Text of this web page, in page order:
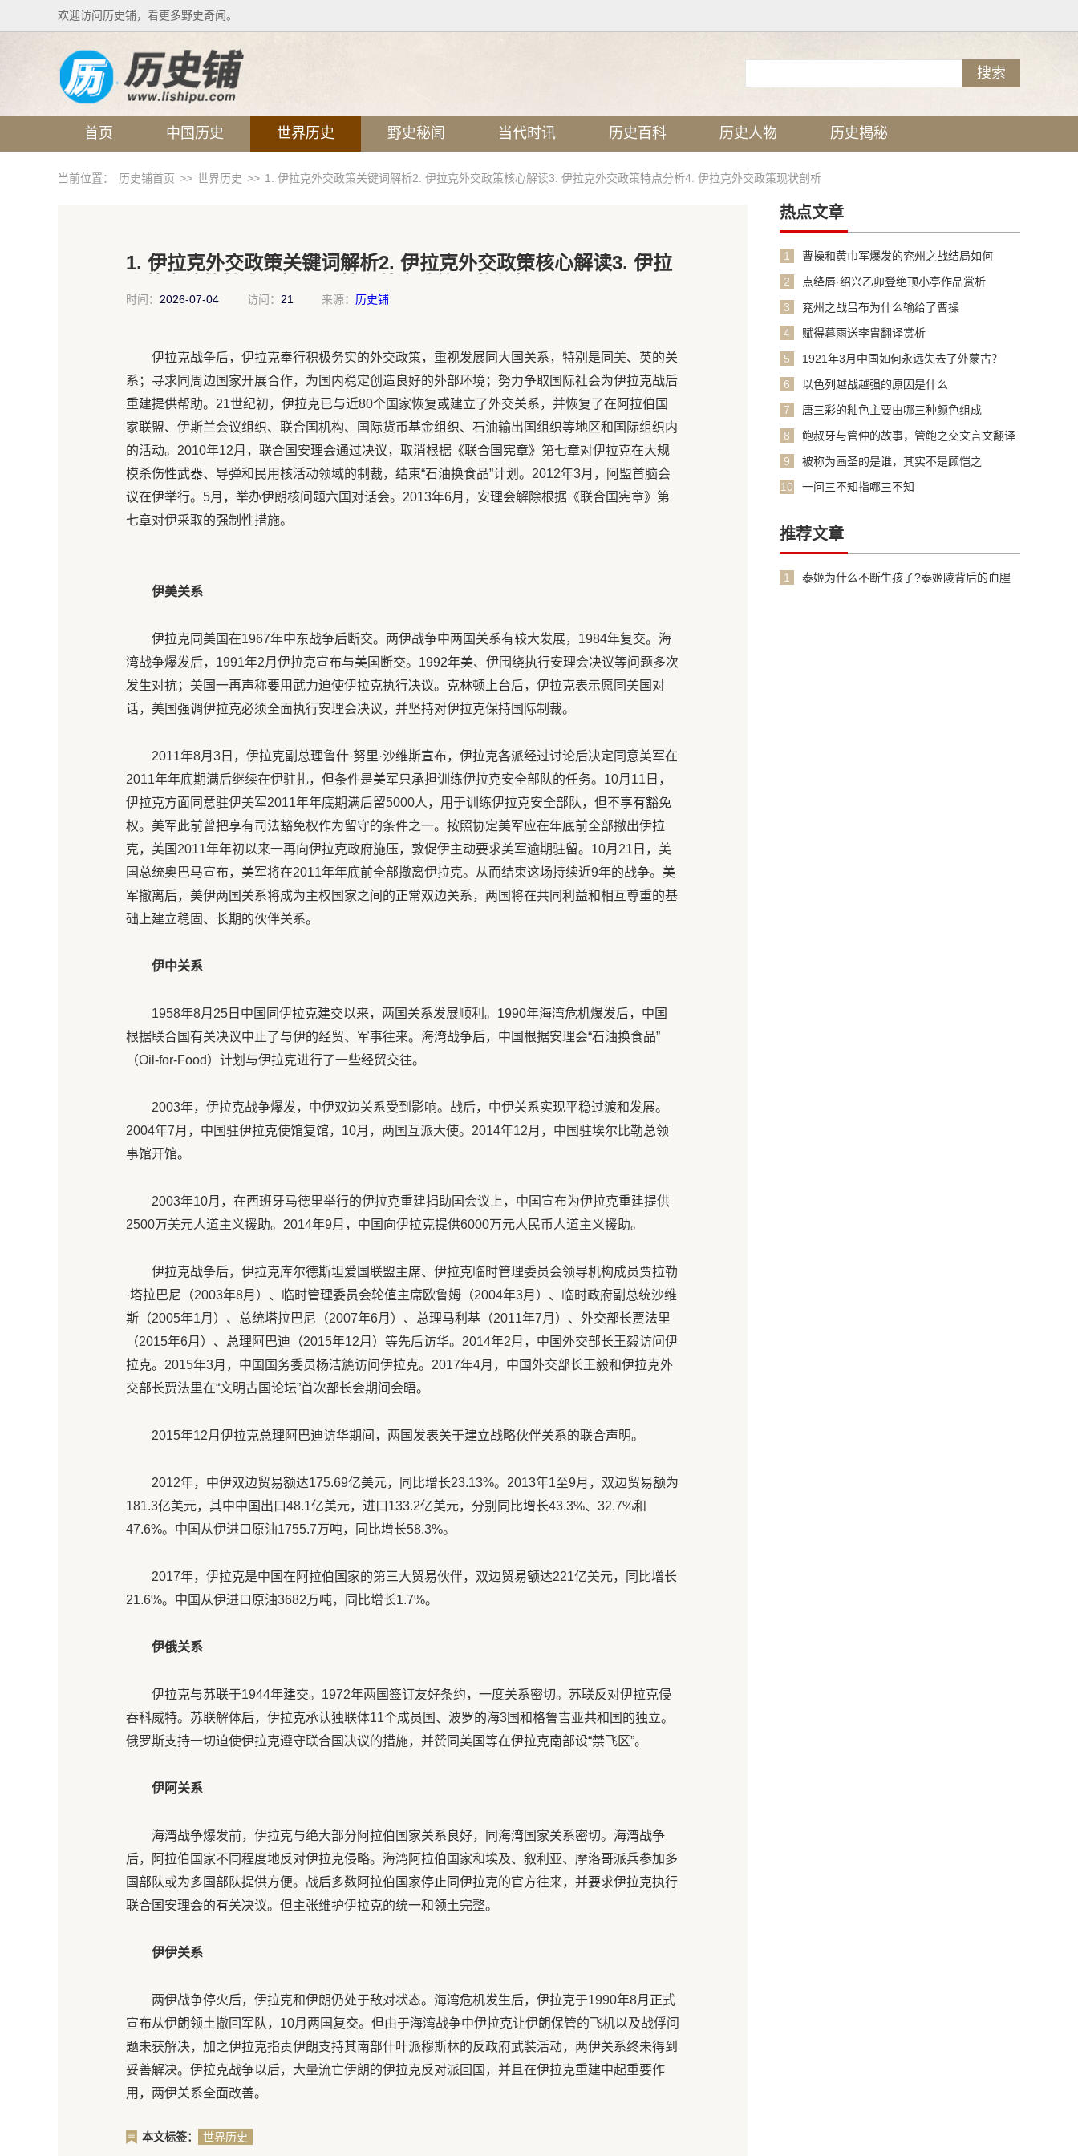
欢迎访问历史铺，看更多野史奇闻。
首页 中国历史 世界历史 野史秘闻 当代时讯 历史百科 历史人物 历史揭秘
当前位置： 历史铺首页 >> 世界历史 >> 1. 伊拉克外交政策关键词解析2. 伊拉克外交政策核心解读3. 伊拉克外交政策特点分析4. 伊拉克外交政策现状剖析
1. 伊拉克外交政策关键词解析2. 伊拉克外交政策核心解读3. 伊拉
时间： 2026-07-04 访问： 21 来源： 历史铺
伊拉克战争后，伊拉克奉行积极务实的外交政策，重视发展同大国关系，特别是同美、英的关
系；寻求同周边国家开展合作，为国内稳定创造良好的外部环境；努力争取国际社会为伊拉克战后
重建提供帮助。21世纪初，伊拉克已与近80个国家恢复或建立了外交关系，并恢复了在阿拉伯国
家联盟、伊斯兰会议组织、联合国机构、国际货币基金组织、石油输出国组织等地区和国际组织内
的活动。2010年12月，联合国安理会通过决议，取消根据《联合国宪章》第七章对伊拉克在大规
模杀伤性武器、导弹和民用核活动领域的制裁，结束“石油换食品”计划。2012年3月，阿盟首脑会
议在伊举行。5月，举办伊朗核问题六国对话会。2013年6月，安理会解除根据《联合国宪章》第
七章对伊采取的强制性措施。
伊美关系
伊拉克同美国在1967年中东战争后断交。两伊战争中两国关系有较大发展，1984年复交。海
湾战争爆发后，1991年2月伊拉克宣布与美国断交。1992年美、伊围绕执行安理会决议等问题多次
发生对抗；美国一再声称要用武力迫使伊拉克执行决议。克林顿上台后，伊拉克表示愿同美国对
话，美国强调伊拉克必须全面执行安理会决议，并坚持对伊拉克保持国际制裁。
2011年8月3日，伊拉克副总理鲁什·努里·沙维斯宣布，伊拉克各派经过讨论后决定同意美军在
2011年年底期满后继续在伊驻扎，但条件是美军只承担训练伊拉克安全部队的任务。10月11日，
伊拉克方面同意驻伊美军2011年年底期满后留5000人，用于训练伊拉克安全部队，但不享有豁免
权。美军此前曾把享有司法豁免权作为留守的条件之一。按照协定美军应在年底前全部撤出伊拉
克，美国2011年年初以来一再向伊拉克政府施压，敦促伊主动要求美军逾期驻留。10月21日，美
国总统奥巴马宣布，美军将在2011年年底前全部撤离伊拉克。从而结束这场持续近9年的战争。美
军撤离后，美伊两国关系将成为主权国家之间的正常双边关系，两国将在共同利益和相互尊重的基
础上建立稳固、长期的伙伴关系。
伊中关系
1958年8月25日中国同伊拉克建交以来，两国关系发展顺利。1990年海湾危机爆发后，中国
根据联合国有关决议中止了与伊的经贸、军事往来。海湾战争后，中国根据安理会“石油换食品”
（Oil-for-Food）计划与伊拉克进行了一些经贸交往。
2003年，伊拉克战争爆发，中伊双边关系受到影响。战后，中伊关系实现平稳过渡和发展。
2004年7月，中国驻伊拉克使馆复馆，10月，两国互派大使。2014年12月，中国驻埃尔比勒总领
事馆开馆。
2003年10月，在西班牙马德里举行的伊拉克重建捐助国会议上，中国宣布为伊拉克重建提供
2500万美元人道主义援助。2014年9月，中国向伊拉克提供6000万元人民币人道主义援助。
伊拉克战争后，伊拉克库尔德斯坦爱国联盟主席、伊拉克临时管理委员会领导机构成员贾拉勒
·塔拉巴尼（2003年8月）、临时管理委员会轮值主席欧鲁姆（2004年3月）、临时政府副总统沙维
斯（2005年1月）、总统塔拉巴尼（2007年6月）、总理马利基（2011年7月）、外交部长贾法里
（2015年6月）、总理阿巴迪（2015年12月）等先后访华。2014年2月，中国外交部长王毅访问伊
拉克。2015年3月，中国国务委员杨洁篪访问伊拉克。2017年4月，中国外交部长王毅和伊拉克外
交部长贾法里在“文明古国论坛”首次部长会期间会晤。
2015年12月伊拉克总理阿巴迪访华期间，两国发表关于建立战略伙伴关系的联合声明。
2012年，中伊双边贸易额达175.69亿美元，同比增长23.13%。2013年1至9月，双边贸易额为
181.3亿美元，其中中国出口48.1亿美元，进口133.2亿美元，分别同比增长43.3%、32.7%和
47.6%。中国从伊进口原油1755.7万吨，同比增长58.3%。
2017年，伊拉克是中国在阿拉伯国家的第三大贸易伙伴，双边贸易额达221亿美元，同比增长
21.6%。中国从伊进口原油3682万吨，同比增长1.7%。
伊俄关系
伊拉克与苏联于1944年建交。1972年两国签订友好条约，一度关系密切。苏联反对伊拉克侵
吞科威特。苏联解体后，伊拉克承认独联体11个成员国、波罗的海3国和格鲁吉亚共和国的独立。
俄罗斯支持一切迫使伊拉克遵守联合国决议的措施，并赞同美国等在伊拉克南部设“禁飞区”。
伊阿关系
海湾战争爆发前，伊拉克与绝大部分阿拉伯国家关系良好，同海湾国家关系密切。海湾战争
后，阿拉伯国家不同程度地反对伊拉克侵略。海湾阿拉伯国家和埃及、叙利亚、摩洛哥派兵参加多
国部队或为多国部队提供方便。战后多数阿拉伯国家停止同伊拉克的官方往来，并要求伊拉克执行
联合国安理会的有关决议。但主张维护伊拉克的统一和领土完整。
伊伊关系
两伊战争停火后，伊拉克和伊朗仍处于敌对状态。海湾危机发生后，伊拉克于1990年8月正式
宣布从伊朗领土撤回军队，10月两国复交。但由于海湾战争中伊拉克让伊朗保管的飞机以及战俘问
题未获解决，加之伊拉克指责伊朗支持其南部什叶派穆斯林的反政府武装活动，两伊关系终未得到
妥善解决。伊拉克战争以后，大量流亡伊朗的伊拉克反对派回国，并且在伊拉克重建中起重要作
用，两伊关系全面改善。
本文标签： 世界历史
热点文章
1
曹操和黄巾军爆发的兖州之战结局如何
2
点绛唇·绍兴乙卯登绝顶小亭作品赏析
3
兖州之战吕布为什么输给了曹操
4
赋得暮雨送李胄翻译赏析
5
1921年3月中国如何永远失去了外蒙古？
6
以色列越战越强的原因是什么
7
唐三彩的釉色主要由哪三种颜色组成
8
鲍叔牙与管仲的故事，管鲍之交文言文翻译
9
被称为画圣的是谁，其实不是顾恺之
10
一问三不知指哪三不知
推荐文章
1
泰姬为什么不断生孩子?泰姬陵背后的血腥